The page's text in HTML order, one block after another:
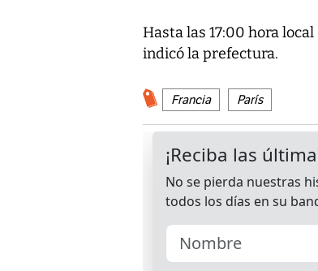
Hasta las 17:00 hora
indicó la prefectura.
Francia París